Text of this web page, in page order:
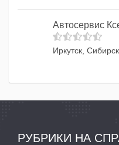
Автосервис
Иркутск,
РУБРИКИ НА